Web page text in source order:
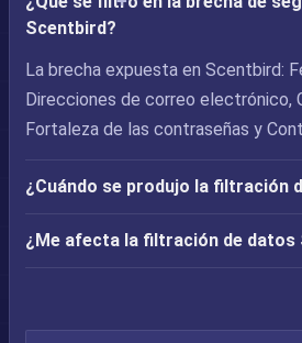
Scentbird?
La brecha expuesta en Scentbird:
Direcciones de correo electrónico,
Fortaleza de las contraseñas y
¿Cuándo se produjo la filtración
¿Me afecta la filtración de datos